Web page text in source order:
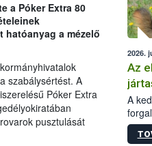
a Póker Extra 80
hatóanyag a mézelő
szabálysértést. A
Póker Extra
pusztulását
2026.
Az
A